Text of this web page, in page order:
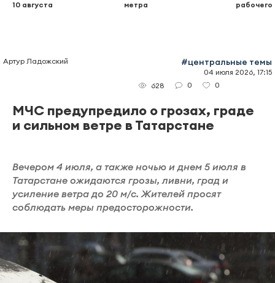
10 августа метра
Артур Ладожский #центральные темы
04 июля 2026, 17:15
628
0 0
МЧС предупредило о грозах, граде
и сильном ветре в Татарстане
Вечером 4 июля, а также ночью и днем 5 июля в
Татарстане ожидаются грозы, ливни, град и
усиление ветра до 20 м/с. Жителей просят
соблюдать меры предосторожности.